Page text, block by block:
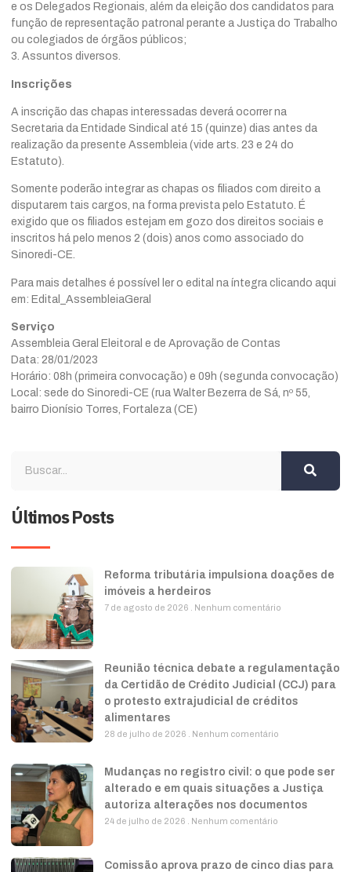
e os Delegados Regionais, além da eleição dos candidatos para
função de representação patronal perante a Justiça do Trabalho
ou colegiados de órgãos públicos;
3. Assuntos diversos.
Inscrições
A inscrição das chapas interessadas deverá ocorrer na
Secretaria da Entidade Sindical até 15 (quinze) dias antes da
realização da presente Assembleia (vide arts. 23 e 24 do
Estatuto).
Somente poderão integrar as chapas os filiados com direito a
disputarem tais cargos, na forma prevista pelo Estatuto. É
exigido que os filiados estejam em gozo dos direitos sociais e
inscritos há pelo menos 2 (dois) anos como associado do
Sinoredi-CE.
Para mais detalhes é possível ler o edital na íntegra clicando aqui
em: Edital_AssembleiaGeral
Serviço
Assembleia Geral Eleitoral e de Aprovação de Contas
Data: 28/01/2023
Horário: 08h (primeira convocação) e 09h (segunda convocação)
Local: sede do Sinoredi-CE (rua Walter Bezerra de Sá, nº 55,
bairro Dionísio Torres, Fortaleza (CE)
Últimos Posts
Reforma tributária impulsiona doações de
imóveis a herdeiros
7 de agosto de 2026 Nenhum comentário
Reunião técnica debate a regulamentação
da Certidão de Crédito Judicial (CCJ) para
o protesto extrajudicial de créditos
alimentares
28 de julho de 2026 Nenhum comentário
Mudanças no registro civil: o que pode ser
alterado e em quais situações a Justiça
autoriza alterações nos documentos
24 de julho de 2026 Nenhum comentário
Comissão aprova prazo de cinco dias para